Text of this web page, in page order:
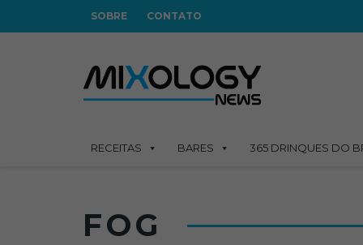
SOBRE CONTATO
RECEITAS BARES 365 DRINQUES DO
FOG